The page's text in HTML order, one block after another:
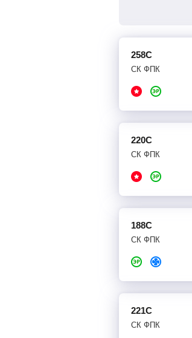
258С
СК ФПК
220С
СК ФПК
188С
СК ФПК
221С
СК ФПК